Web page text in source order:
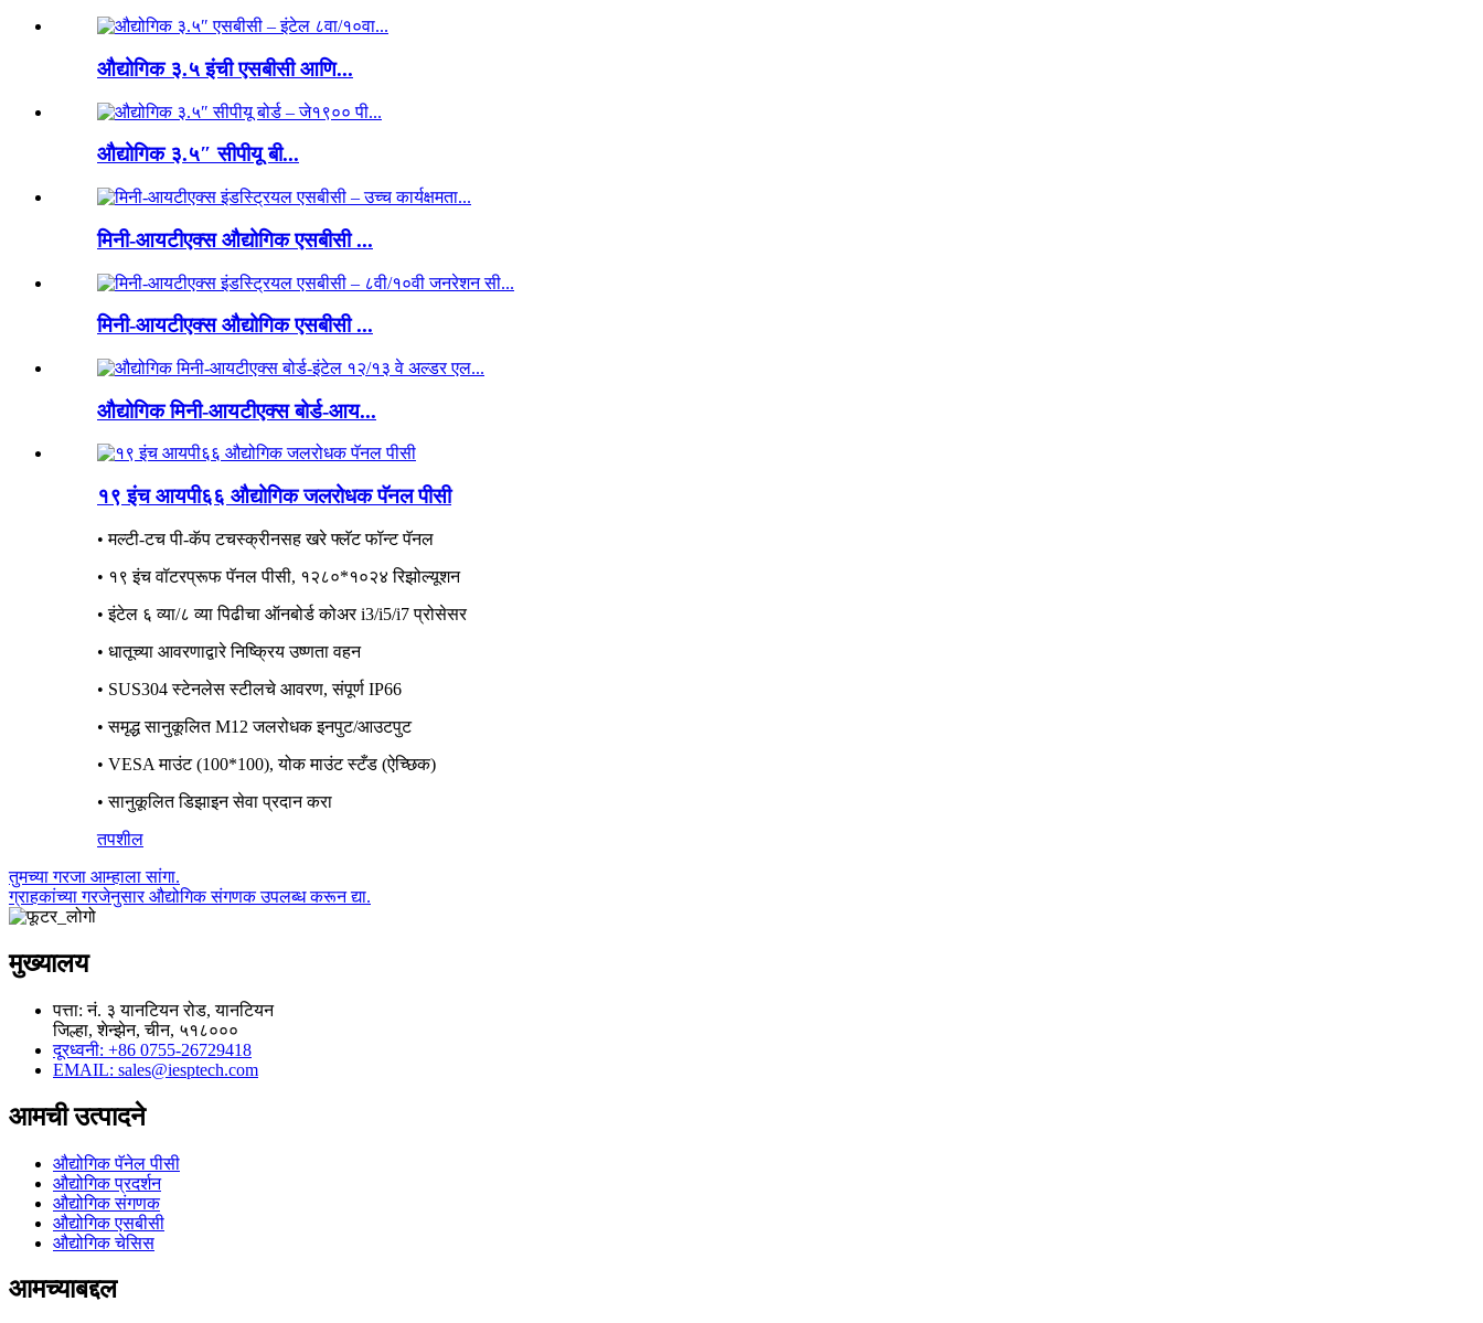
औद्योगिक ३.५ इंची एसबीसी आणि...
औद्योगिक ३.५″ सीपीयू बी...
मिनी-आयटीएक्स औद्योगिक एसबीसी ...
मिनी-आयटीएक्स औद्योगिक एसबीसी ...
औद्योगिक मिनी-आयटीएक्स बोर्ड-आय...
१९ इंच आयपी६६ औद्योगिक जलरोधक पॅनल पीसी
• मल्टी-टच पी-कॅप टचस्क्रीनसह खरे फ्लॅट फॉन्ट पॅनल
• १९ इंच वॉटरप्रूफ पॅनल पीसी, १२८०*१०२४ रिझोल्यूशन
• इंटेल ६ व्या/८ व्या पिढीचा ऑनबोर्ड कोअर i3/i5/i7 प्रोसेसर
• धातूच्या आवरणाद्वारे निष्क्रिय उष्णता वहन
• SUS304 स्टेनलेस स्टीलचे आवरण, संपूर्ण IP66
• समृद्ध सानुकूलित M12 जलरोधक इनपुट/आउटपुट
• VESA माउंट (100*100), योक माउंट स्टँड (ऐच्छिक)
• सानुकूलित डिझाइन सेवा प्रदान करा
तपशील
तुमच्या गरजा आम्हाला सांगा.
ग्राहकांच्या गरजेनुसार औद्योगिक संगणक उपलब्ध करून द्या.
मुख्यालय
पत्ता: नं. ३ यानटियन रोड, यानटियन
जिल्हा, शेन्झेन, चीन, ५१८०००
दूरध्वनी: +86 0755-26729418
EMAIL: sales@iesptech.com
आमची उत्पादने
औद्योगिक पॅनेल पीसी
औद्योगिक प्रदर्शन
औद्योगिक संगणक
औद्योगिक एसबीसी
औद्योगिक चेसिस
आमच्याबद्दल